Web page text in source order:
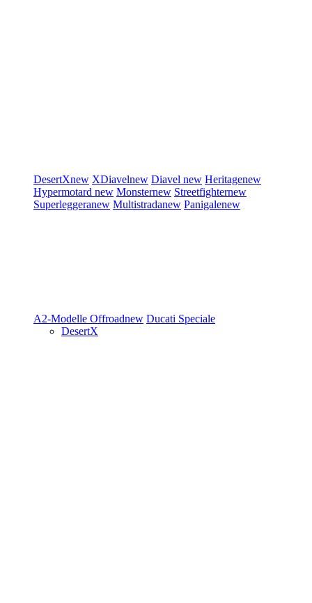
DesertXnew XDiavelnew Diavel new Heritagenew
Hypermotard new Monsternew Streetfighternew
Superleggeranew Multistradanew Panigalenew
A2-Modelle Offroadnew Ducati Speciale
DesertX